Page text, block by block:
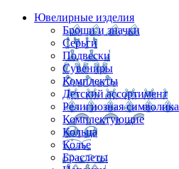
Ювелирные изделия
Броши и значки
Серьги
Подвески
Сувениры
Комплекты
Детский ассортимент
Религиозная символика
Комплектующие
Кольца
Колье
Браслеты